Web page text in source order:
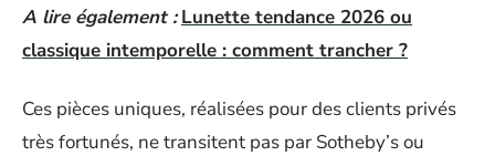
A lire également : Lunette tendance 2026 ou
classique intemporelle : comment trancher ?
Ces pièces uniques, réalisées pour des clients privés
très fortunés, ne transitent pas par Sotheby’s ou